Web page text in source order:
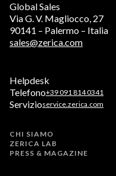
Global Sales
Via G. V. Magliocco, 27
90141 – Palermo – Italia
sales@zerica.com
Helpdesk
Telefono+39 091 814 0341
Servizioservice.zerica.com
CHI SIAMO
ZERICA LAB
PRESS & MAGAZINE